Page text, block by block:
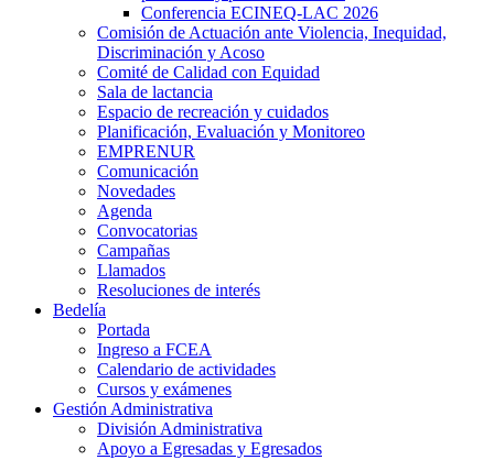
Conferencia ECINEQ-LAC 2026
Comisión de Actuación ante Violencia, Inequidad,
Discriminación y Acoso
Comité de Calidad con Equidad
Sala de lactancia
Espacio de recreación y cuidados
Planificación, Evaluación y Monitoreo
EMPRENUR
Comunicación
Novedades
Agenda
Convocatorias
Campañas
Llamados
Resoluciones de interés
Bedelía
Portada
Ingreso a FCEA
Calendario de actividades
Cursos y exámenes
Gestión Administrativa
División Administrativa
Apoyo a Egresadas y Egresados